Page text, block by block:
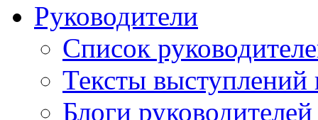
Руководители
Список
Тексты выступлений
Блоги руководителей